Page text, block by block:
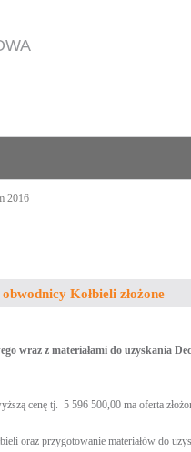
2016
Kołbieli złożone
wraz z materiałami do uzyskania
cenę tj. 5 596 500,00 ma oferta
oraz przygotowanie materiałów do